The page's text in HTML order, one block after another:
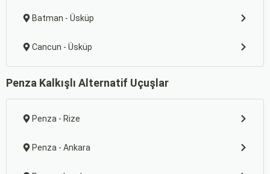
Batman - Üsküp
Cancun - Üsküp
Penza Kalkışlı Alternatif Uçuşlar
Penza - Rize
Penza - Ankara